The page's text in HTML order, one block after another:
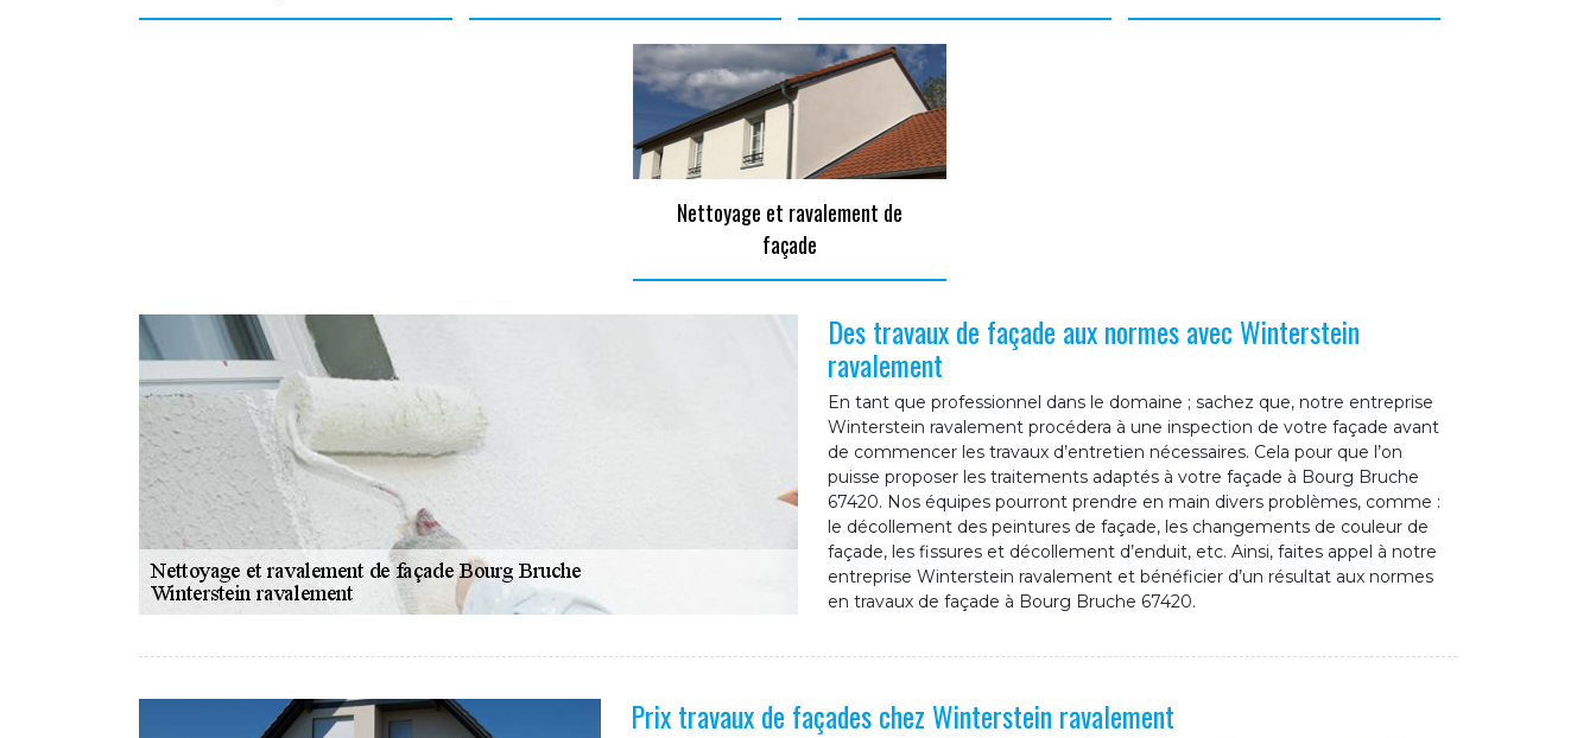
Nettoyage et ravalement de
façade
Des travaux de façade aux normes avec Winterstein
ravalement
En tant que professionnel dans le domaine ; sachez que, notre entreprise
Winterstein ravalement procédera à une inspection de votre façade avant
de commencer les travaux d’entretien nécessaires. Cela pour que l’on
puisse proposer les traitements adaptés à votre façade à Bourg Bruche
67420. Nos équipes pourront prendre en main divers problèmes, comme :
le décollement des peintures de façade, les changements de couleur de
façade, les fissures et décollement d’enduit, etc. Ainsi, faites appel à notre
entreprise Winterstein ravalement et bénéficier d’un résultat aux normes
en travaux de façade à Bourg Bruche 67420.
Prix travaux de façades chez Winterstein ravalement